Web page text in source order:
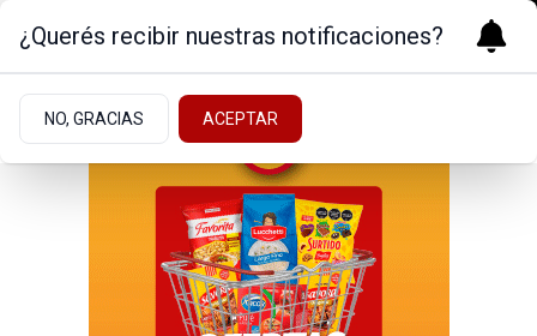
¿Querés recibir nuestras notificaciones?
NO, GRACIAS ACEPTAR